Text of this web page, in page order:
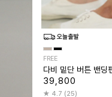
FREE
다비 밑단 버튼 밴딩
39,800
4.7 (25)